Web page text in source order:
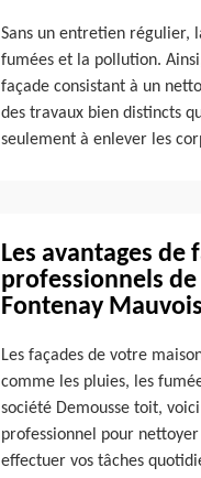
Sans un entretien régulier,
fumées et la pollution.
façade consistant à un
des travaux bien distincts
seulement à enlever les
Les avantages
professionnels
Fontenay
Les façades de votre
comme les pluies, les
société Demousse toit,
professionnel pour
effectuer vos tâches